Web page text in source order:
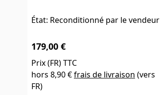
État: Reconditionné par le vendeur
179,00 €
Prix (FR) TTC
hors 8,90 €frais de livraison (vers
FR)